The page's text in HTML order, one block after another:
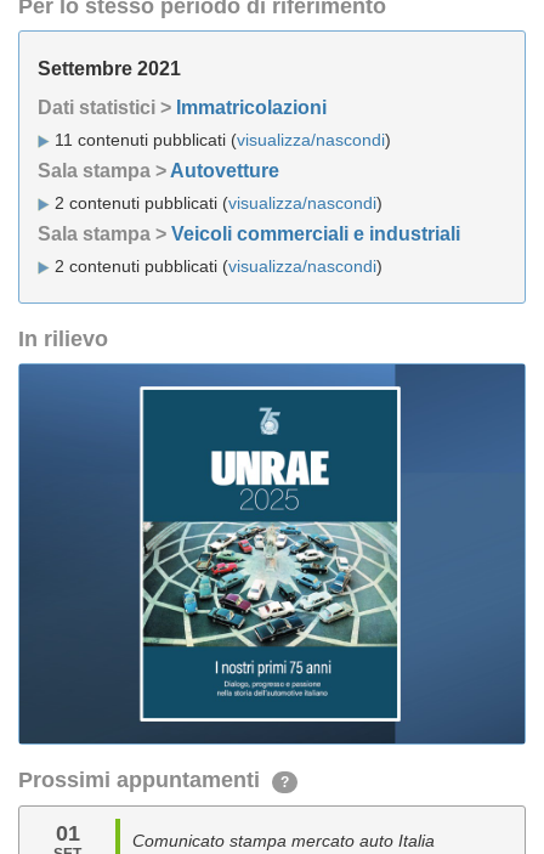
Per lo stesso periodo di riferimento
Settembre 2021
Dati statistici > Immatricolazioni
11 contenuti pubblicati (visualizza/nascondi)
Sala stampa > Autovetture
2 contenuti pubblicati (visualizza/nascondi)
Sala stampa > Veicoli commerciali e industriali
2 contenuti pubblicati (visualizza/nascondi)
In rilievo
Prossimi appuntamenti ?
01 Comunicato stampa mercato auto Italia